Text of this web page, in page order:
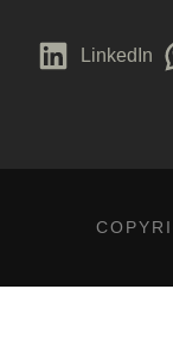
LinkedIn